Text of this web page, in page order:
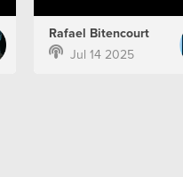
Rafael Bitencourt
Jul 14 2025